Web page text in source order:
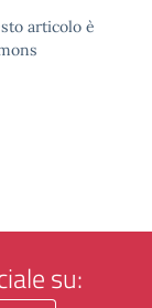
articolo è
su: